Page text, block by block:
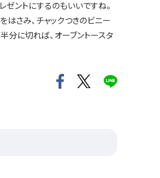
ゼントにするのもいいですね。
はさみ、チャックつきのビニー
分に切れば、オーブントースタ